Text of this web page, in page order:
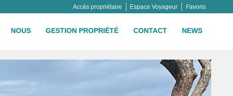
Favoris
Espace Voyageur
Accès propriétaire
NOUS GESTION PROPRIÉTÉ CONTACT NEWS